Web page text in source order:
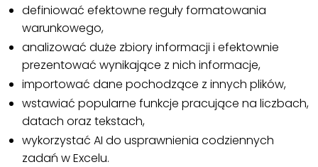
definiować efektowne reguły formatowania
warunkowego,
analizować duże zbiory informacji i efektownie
prezentować wynikające z nich informacje,
importować dane pochodzące z innych plików,
wstawiać popularne funkcje pracujące na liczbach,
datach oraz tekstach,
wykorzystać AI do usprawnienia codziennych
zadań w Excelu.